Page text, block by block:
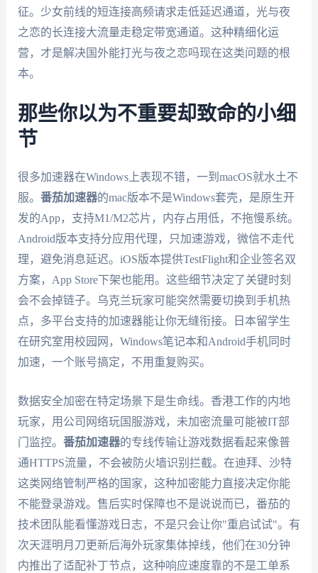
征。少女前线的短连接高频请求走低延迟通道，光与夜
之恋的长连接大流量走稳定带宽通道。这种精细化运
营，才是解决国外能打光与夜之恋吗现在这类问题的根
本。
那些你以为不重要却致命的小细
节
很多加速器在Windows上表现不错，一到macOS就水土不
服。 番茄加速器的mac版本不是Windows套壳，是原生开
发的App，支持M1/M2芯片，内存占用低，不拖慢系统。
Android版本支持分应用代理，只加速游戏，微信不走代
理，避免消息延迟。iOS版本提供TestFlight和企业签名双
方案，App Store下架也能用。这些细节决定了关键时刻
会不会掉链子。乌克兰玩家可能突然需要切换到手机热
点，多平台支持的加速器能让你无缝衔接。日本留学生
在研究室用校园网，Windows笔记本和Android手机同时
加速，一个账号搞定，不用重复购买。
数据安全加密在特定场景下是生命线。香港工作的内地
玩家，用公司网络玩国服游戏，未加密流量可能被IT部
门监控。 番茄加速器的专线传输让游戏数据看起来像普
通HTTPS流量，不会被防火墙识别拦截。在迪拜、沙特
这类网络管制严格的国家，这种加密能力直接决定你能
不能登录游戏。售后实时保障也不是说说而已，番茄的
技术团队能看懂游戏日志，不是只会让你"重启试试"。有
次天涯明月刀更新后海外玩家集体掉线，他们在30分钟
内推出了适配补丁节点，这种响应速度靠的不是工单系